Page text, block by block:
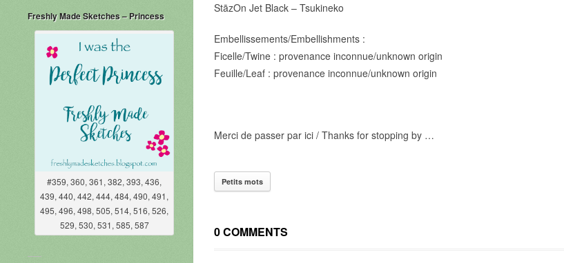
Freshly Made Sketches – Princess
#359, 360, 361, 382, 393, 436,
439, 440, 442, 444, 484, 490, 491,
495, 496, 498, 505, 514, 516, 526,
529, 530, 531, 585, 587
StāzOn Jet Black – Tsukineko
Embellissements/Embellishments :
Ficelle/Twine : provenance inconnue/unknown origin
Feuille/Leaf : provenance inconnue/unknown origin
Merci de passer par ici / Thanks for stopping by …
Petits mots
0 COMMENTS